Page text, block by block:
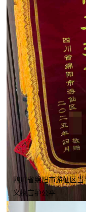
四川省绵阳市游仙区
义执言护公平